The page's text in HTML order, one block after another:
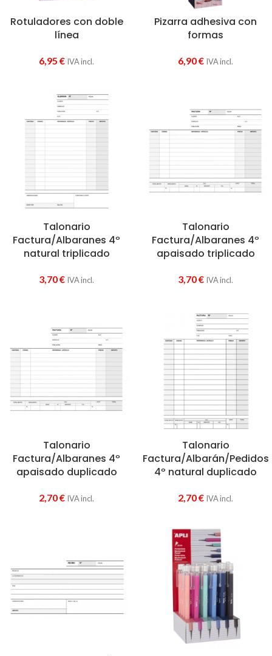
Rotuladores con doble
línea
6,95 € IVA incl.
Pizarra adhesiva con
formas
6,90€ IVA incl.
Talonario
Factura/Albaranes 4º
natural triplicado
3,70€ IVA incl.
Talonario
Factura/Albaranes 4º
apaisado triplicado
3,70€ IVA incl.
Talonario
Factura/Albaranes 4º
apaisado duplicado
2,70€ IVA incl.
Talonario
Factura/Albarán/Pedidos
4º natural duplicado
2,70€ IVA incl.